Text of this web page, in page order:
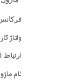
ولتاژ
نام